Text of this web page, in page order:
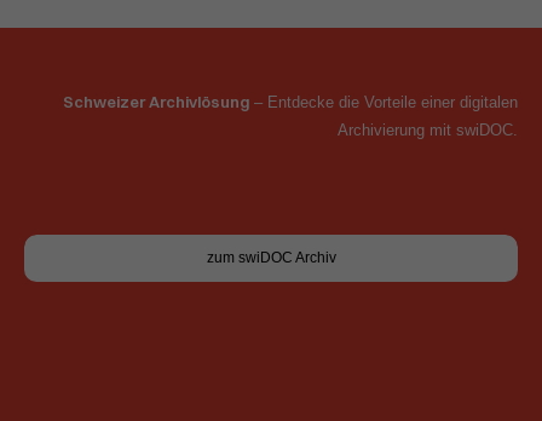
Schweizer Archivlösung – Entdecke die Vorteile einer digitalen
Archivierung mit swiDOC.
zum swiDOC Archiv